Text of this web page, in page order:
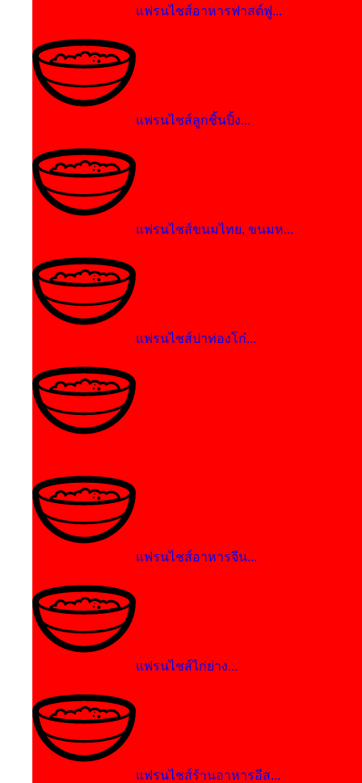
แฟรนไชส์อาหารฟาสต์ฟู...
แฟรนไชส์ลูกชิ้นปิ้ง...
แฟรนไชส์ขนมไทย, ขนมห...
แฟรนไชส์ปาท่องโก๋...
แฟรนไชส์อาหารจีน...
แฟรนไชส์ไก่ย่าง...
แฟรนไชส์ร้านอาหารอีส...